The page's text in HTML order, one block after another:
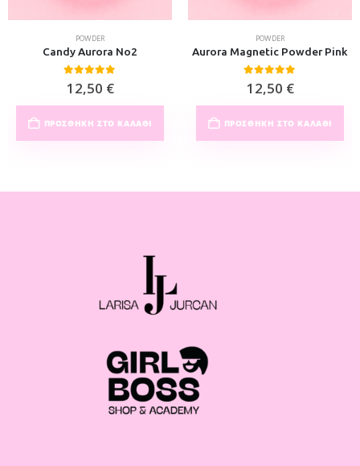
POWDER
Candy Aurora No2
0out of 5
12,50 €
ΠΡΟΣΘΉΚΗ ΣΤΟ ΚΑΛΆΘΙ
POWDER
Aurora Magnetic Powder Pink
0out of 5
12,50 €
ΠΡΟΣΘΉΚΗ ΣΤΟ ΚΑΛΆΘΙ